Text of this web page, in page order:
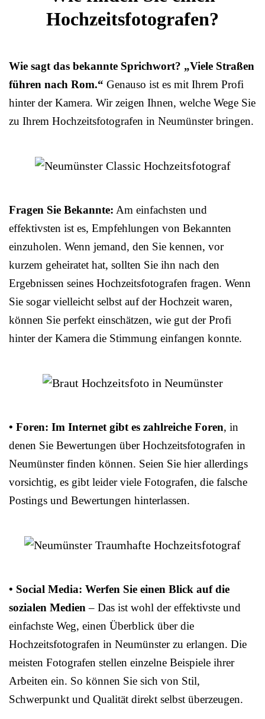
Hochzeitsfotografen?
Wie sagt das bekannte Sprichwort? „Viele Straßen
führen nach Rom.“ Genauso ist es mit Ihrem Profi
hinter der Kamera. Wir zeigen Ihnen, welche Wege Sie
zu Ihrem Hochzeitsfotografen in Neumünster bringen.
Fragen Sie Bekannte: Am einfachsten und
effektivsten ist es, Empfehlungen von Bekannten
einzuholen. Wenn jemand, den Sie kennen, vor
kurzem geheiratet hat, sollten Sie ihn nach den
Ergebnissen seines Hochzeitsfotografen fragen. Wenn
Sie sogar vielleicht selbst auf der Hochzeit waren,
können Sie perfekt einschätzen, wie gut der Profi
hinter der Kamera die Stimmung einfangen konnte.
• Foren: Im Internet gibt es zahlreiche Foren, in
denen Sie Bewertungen über Hochzeitsfotografen in
Neumünster finden können. Seien Sie hier allerdings
vorsichtig, es gibt leider viele Fotografen, die falsche
Postings und Bewertungen hinterlassen.
• Social Media: Werfen Sie einen Blick auf die
sozialen Medien – Das ist wohl der effektivste und
einfachste Weg, einen Überblick über die
Hochzeitsfotografen in Neumünster zu erlangen. Die
meisten Fotografen stellen einzelne Beispiele ihrer
Arbeiten ein. So können Sie sich von Stil,
Schwerpunkt und Qualität direkt selbst überzeugen.